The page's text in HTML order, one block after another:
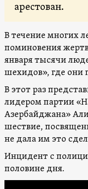
арестован.
В течение многих
поминовения
января тысячи
шехидов», где они
В этот раз
лидером партии
Азербайджана»
шествие,
не дала им это
Инцидент с
половине дня.